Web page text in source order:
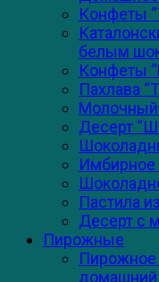
Конфеты
белым
Конфеты
Пахлава
Молочный
Десерт
Пастила
Десерт с
Пирожные
Пирожное
домашний